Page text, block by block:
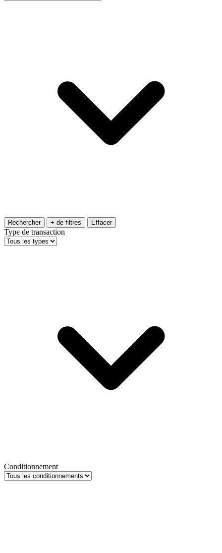
Rechercher + de filtres Effacer
Type de transaction
Conditionnement